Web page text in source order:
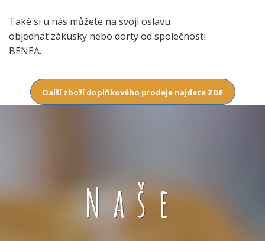
Také si u nás můžete na svoji oslavu
objednat zákusky nebo dorty od společnosti
BENEA.
Další zboží doplňkového prodeje najdete ZDE
Naše